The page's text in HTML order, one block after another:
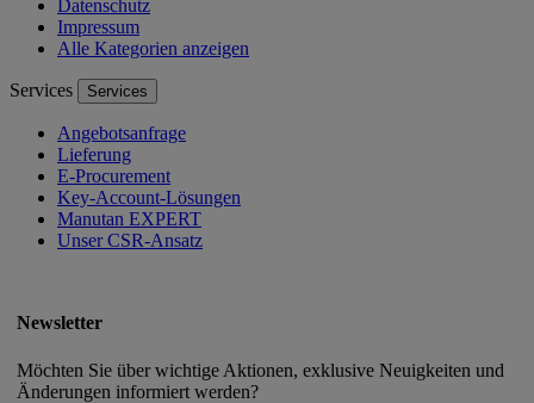
Datenschutz
Impressum
Alle Kategorien anzeigen
Services Services
Angebotsanfrage
Lieferung
E-Procurement
Key-Account-Lösungen
Manutan EXPERT
Unser CSR-Ansatz
Newsletter
Möchten Sie über wichtige Aktionen, exklusive Neuigkeiten und
Änderungen informiert werden?